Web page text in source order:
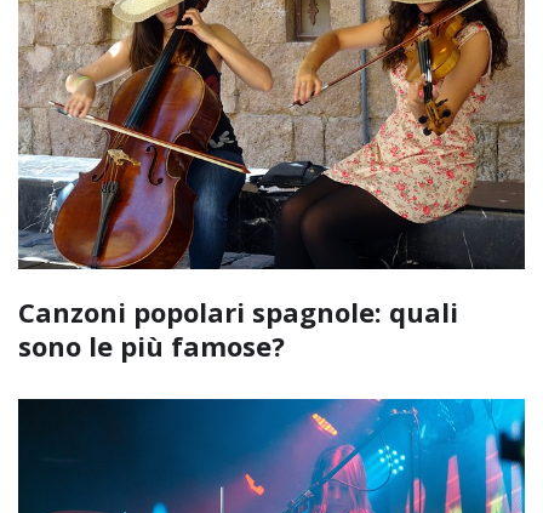
Canzoni popolari spagnole: quali
sono le più famose?